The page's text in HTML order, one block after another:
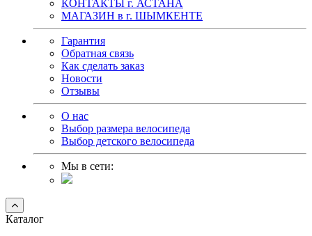
КОНТАКТЫ г. АСТАНА
МАГАЗИН в г. ШЫМКЕНТЕ
Гарантия
Обратная связь
Как сделать заказ
Новости
Отзывы
О нас
Выбор размера велосипеда
Выбор детского велосипеда
Мы в сети:
Каталог